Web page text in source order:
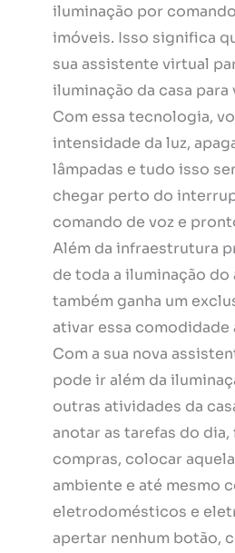
iluminação por
imóveis. Isso significa
sua assistente virtual
iluminação da casa para
Com essa tecnologia,
intensidade da luz,
lâmpadas e tudo isso
chegar perto do
comando de voz e
Além da infraestrutura
de toda a iluminação
também ganha um
ativar essa comodidade
Com a sua nova
pode ir além da
outras atividades da
anotar as tarefas do dia,
compras, colocar
ambiente e até mesmo
eletrodomésticos e
apertar nenhum botão,